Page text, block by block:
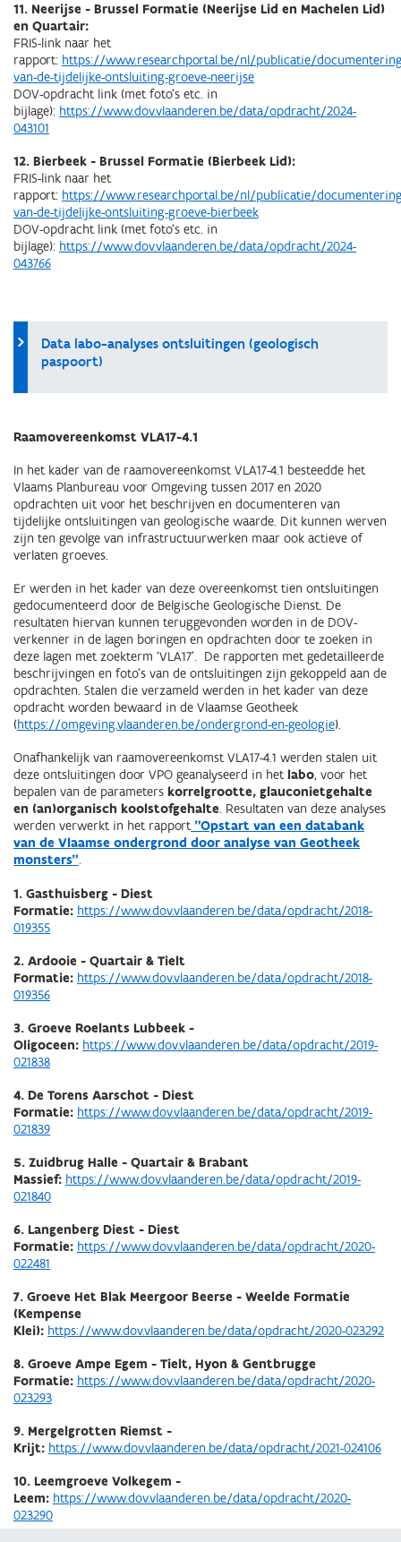
11. Neerijse - Brussel Formatie (Neerijse Lid en Machelen Lid)
en Quartair:
FRIS-link naar het
rapport: https://www.researchportal.be/nl/publicatie/
van-de-tijdelijke-ontsluiting-groeve-neerijse
DOV-opdracht link (met foto's etc. in
bijlage): https://www.dov.vlaanderen.be/data/opdracht/2024-
043101
12. Bierbeek - Brussel Formatie (Bierbeek Lid):
FRIS-link naar het
rapport: https://www.researchportal.be/nl/publicatie/
van-de-tijdelijke-ontsluiting-groeve-bierbeek
DOV-opdracht link (met foto's etc. in
bijlage): https://www.dov.vlaanderen.be/data/opdracht/2024-
043766
Data labo-analyses ontsluitingen (geologisch
paspoort)
Raamovereenkomst VLA17-4.1
In het kader van de raamovereenkomst VLA17-4.1 besteedde het
Vlaams Planbureau voor Omgeving tussen 2017 en 2020
opdrachten uit voor het beschrijven en documenteren van
tijdelijke ontsluitingen van geologische waarde. Dit kunnen werven
zijn ten gevolge van infrastructuurwerken maar ook actieve of
verlaten groeves.
Er werden in het kader van deze overeenkomst tien ontsluitingen
gedocumenteerd door de Belgische Geologische Dienst. De
resultaten hiervan kunnen teruggevonden worden in de DOV-
verkenner in de lagen boringen en opdrachten door te zoeken in
deze lagen met zoekterm ‘VLA17’. De rapporten met gedetailleerde
beschrijvingen en foto's van de ontsluitingen zijn gekoppeld aan de
opdrachten. Stalen die verzameld werden in het kader van deze
opdracht worden bewaard in de Vlaamse Geotheek
(https://omgeving.vlaanderen.be/ondergrond-en-geologie).
Onafhankelijk van raamovereenkomst VLA17-4.1 werden stalen uit
deze ontsluitingen door VPO geanalyseerd in hetlabo, voor het
bepalen van de parameters korrelgrootte, glauconietgehalte
en (an)organisch koolstofgehalte. Resultaten van deze analyses
werden verwerkt in het rapport"Opstart van een databank
van de Vlaamse ondergrond door analyse van Geotheek
monsters".
1. Gasthuisberg - Diest
Formatie: https://www.dov.vlaanderen.be/data/opdracht/2018-
019355
2. Ardooie - Quartair & Tielt
Formatie: https://www.dov.vlaanderen.be/data/opdracht/2018-
019356
3. Groeve Roelants Lubbeek -
Oligoceen: https://www.dov.vlaanderen.be/data/opdracht/2019-
021838
4. De Torens Aarschot - Diest
Formatie: https://www.dov.vlaanderen.be/data/opdracht/2019-
021839
5. Zuidbrug Halle - Quartair & Brabant
Massief: https://www.dov.vlaanderen.be/data/opdracht/2019-
021840
6. Langenberg Diest - Diest
Formatie: https://www.dov.vlaanderen.be/data/opdracht/2020-
022481
7. Groeve Het Blak Meergoor Beerse - Weelde Formatie
(Kempense
Klei): https://www.dov.vlaanderen.be/data/opdracht/2020-023292
8. Groeve Ampe Egem - Tielt, Hyon & Gentbrugge
Formatie: https://www.dov.vlaanderen.be/data/opdracht/2020-
023293
9. Mergelgrotten Riemst -
Krijt: https://www.dov.vlaanderen.be/data/opdracht/2021-024106
10. Leemgroeve Volkegem -
Leem: https://www.dov.vlaanderen.be/data/opdracht/2020-
023290